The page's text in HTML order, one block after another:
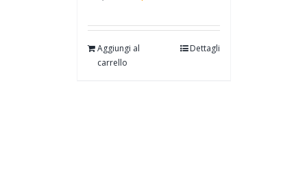
Aggiungi al
carrello
Dettagli